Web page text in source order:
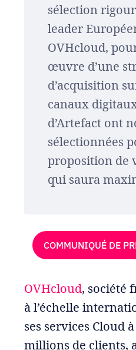
sélection
leader
OVHcloud,
œuvre d’une
d’acquisition
canaux
d’Artefact ont
sélectionnées
proposition de
qui saura
COMMUNIQUÉ DE
OVHcloud, société
à l’échelle
ses services Cloud
millions de clients,